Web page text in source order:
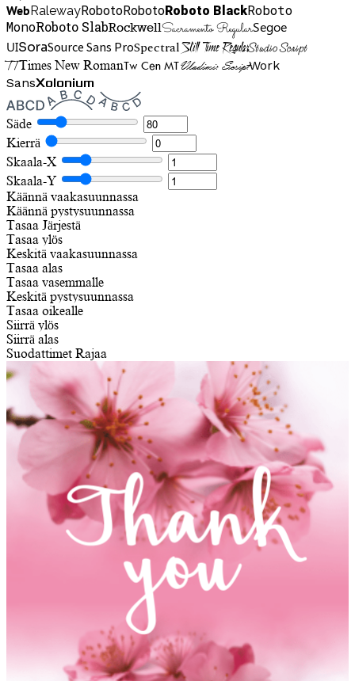
WebRalewayRobotoRobotoRoboto BlackRoboto
MonoRoboto SlabRockwellSacramento RegularSegoe
UISoraSource Sans ProSpectralStill Time RegularStudio Script
TTTimes New RomanTw Cen MTVladimir ScriptWork
SansXolonium
Säde
Kierrä
Skaala-X
Skaala-Y
Käännä vaakasuunnassa
Käännä pystysuunnassa
Tasaa Järjestä
Tasaa ylös
Keskitä vaakasuunnassa
Tasaa alas
Tasaa vasemmalle
Keskitä pystysuunnassa
Tasaa oikealle
Siirrä ylös
Siirrä alas
Suodattimet Rajaa